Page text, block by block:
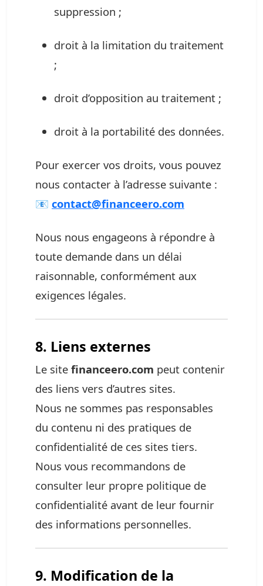
suppression ;
droit à la limitation du traitement
;
droit d’opposition au traitement ;
droit à la portabilité des données.
Pour exercer vos droits, vous pouvez
nous contacter à l’adresse suivante :
📧 contact@financeero.com
Nous nous engageons à répondre à
toute demande dans un délai
raisonnable, conformément aux
exigences légales.
8. Liens externes
Le site financeero.com peut contenir
des liens vers d’autres sites.
Nous ne sommes pas responsables
du contenu ni des pratiques de
confidentialité de ces sites tiers.
Nous vous recommandons de
consulter leur propre politique de
confidentialité avant de leur fournir
des informations personnelles.
9. Modification de la